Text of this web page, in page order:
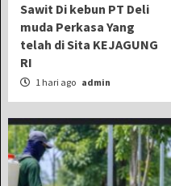
Sawit Di kebun PT Deli
muda Perkasa Yang
telah di Sita KEJAGUNG
RI
1 hari ago admin